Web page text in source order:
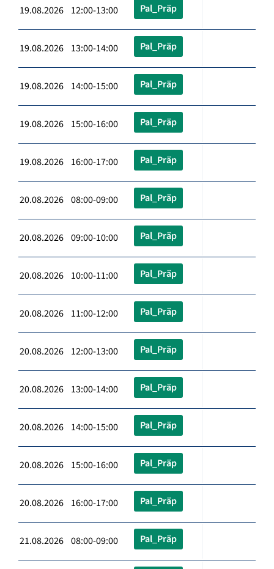
19.08.2026 12:00-13:00 Pal_Präp
19.08.2026 13:00-14:00 Pal_Präp
19.08.2026 14:00-15:00 Pal_Präp
19.08.2026 15:00-16:00 Pal_Präp
19.08.2026 16:00-17:00 Pal_Präp
20.08.2026 08:00-09:00 Pal_Präp
20.08.2026 09:00-10:00 Pal_Präp
20.08.2026 10:00-11:00 Pal_Präp
20.08.2026 11:00-12:00 Pal_Präp
20.08.2026 12:00-13:00 Pal_Präp
20.08.2026 13:00-14:00 Pal_Präp
20.08.2026 14:00-15:00 Pal_Präp
20.08.2026 15:00-16:00 Pal_Präp
20.08.2026 16:00-17:00 Pal_Präp
21.08.2026 08:00-09:00 Pal_Präp